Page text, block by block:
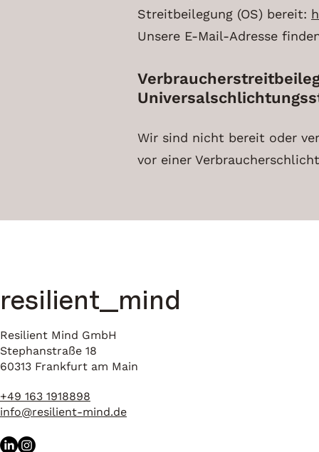
Streitbeilegung (OS) bereit:
Unsere E-Mail-Adresse
Wir sind nicht bereit oder
vor einer
resilient__mind
Resilient Mind GmbH
Stephanstraße 18
60313 Frankfurt am Main
+49 163 1918898
info@resilient-mind.de